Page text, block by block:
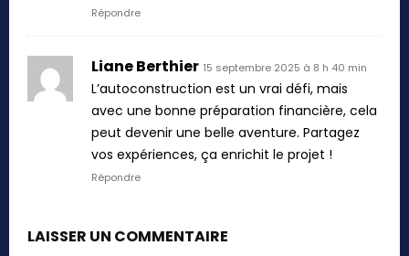
Répondre
Liane Berthier 15 septembre 2025 à 8 h 40 min
L’autoconstruction est un vrai défi, mais
avec une bonne préparation financière, cela
peut devenir une belle aventure. Partagez
vos expériences, ça enrichit le projet !
Répondre
LAISSER UN COMMENTAIRE